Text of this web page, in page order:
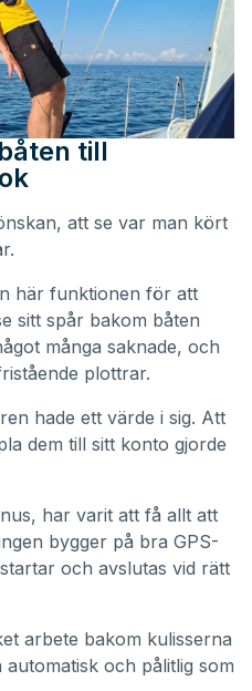
till
att se var man kört
här funktionen för att
sitt spår bakom båten
många saknade, och
plottrar.
hade ett värde i sig. Att
dem till sitt konto gjorde
har varit att få allt att
bygger på bra GPS-
och avslutas vid rätt
arbete bakom kulisserna
och pålitlig som